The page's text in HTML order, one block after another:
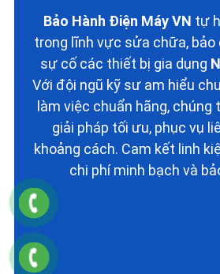
Bảo Hành Điện Máy VN tự
trong lĩnh vực sửa chữa, bảo
sự cố các thiết bị gia dụng
Với đội ngũ kỹ sư am hiểu
làm việc chuẩn hãng,
giải pháp tối ưu, phục vụ
khoảng cách. Cam kết linh
chi phí minh bạch và